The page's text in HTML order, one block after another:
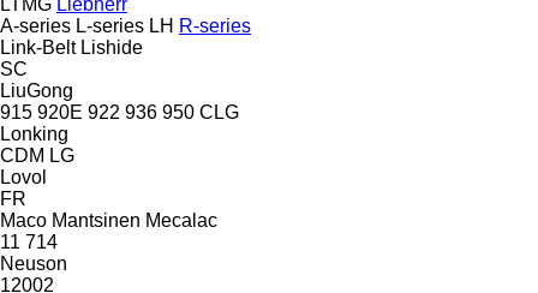
A-series L-series LH R-series
Link-Belt Lishide
SC
LiuGong
915 920E 922 936 950 CLG
Lonking
CDM LG
Lovol
FR
Maco Mantsinen Mecalac
11 714
Neuson
12002